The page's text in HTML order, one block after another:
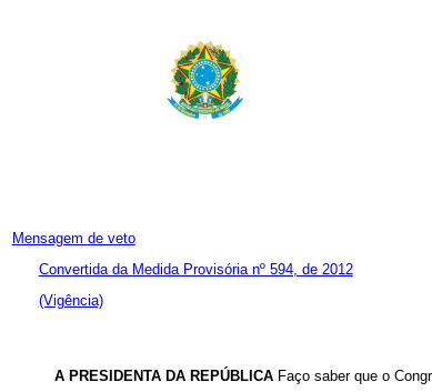
Mensagem de veto
Convertida da Medida Provisória nº 594, de 2012
(Vigência)
A PRESIDENTA DA REPÚBLICA Faço saber que o